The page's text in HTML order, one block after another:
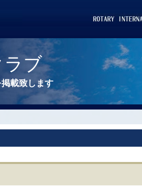
ラブ
載致します